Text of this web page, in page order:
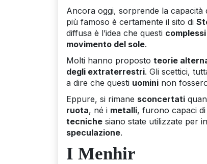
Ancora oggi, sorprende la capacità
più famoso è certamente il sito di
diffusa è l’idea che questi complessi
movimento del sole.
Molti hanno proposto teorie
degli extraterrestri. Gli scettici,
a dire che questi uomini non
Eppure, si rimane sconcertati
ruota, né i metalli, furono capaci
tecniche siano state utilizzate per
speculazione.
I Menhir